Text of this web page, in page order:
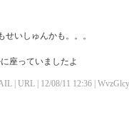
いしゅんかも。。。
座っていましたよ
| URL | 12/08/11 12:36 |